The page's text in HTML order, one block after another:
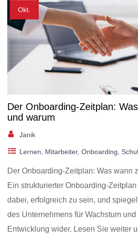
Okt.
Der Onboarding-Zeitplan:
und warum
Janik
Lernen, Mitarbeiter, Onboarding,
Der Onboarding-Zeitplan: Was wann
Ein strukturierter Onboarding-
dabei, erfolgreich zu sein, und
des Unternehmens für Wachstum
Entwicklung wider. Lesen Sie weiter